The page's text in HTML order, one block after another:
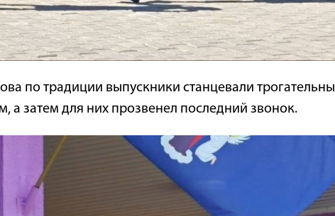
по традиции выпускники станцевали
а затем для них прозвенел последний звонок.